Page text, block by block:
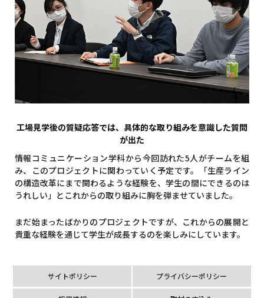
工場見学後の質疑応答では、具体的な取り組みを意識した質問
が出た
情報コミュニケーション学科から今回訪れた5人がチームを組
み、このプロジェクトに関わっていく予定です。「生産ライン
の構造改革にまで関わるような経験を、学生の間にできるのは
うれしい」とこれからの取り組みに胸を弾ませていました。
まだ始まったばかりのプロジェクトですが、これからの展開と
貴重な経験を通じて学生が成長するのを楽しみにしています。
サイトポリシー プライバシーポリシー